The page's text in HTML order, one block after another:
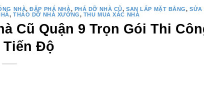
NHÀ ĐẬP PHÁ NHÀ
,THÁO DỠ NHÀ XƯỞNG
Cũ Quận 9 Trọn Gói Thi Công